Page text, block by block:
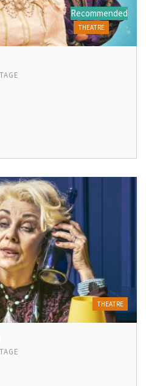
Recommended
THEATRE
THEATRE